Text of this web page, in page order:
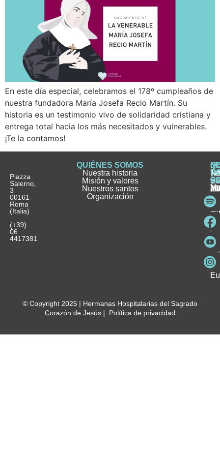
En este día especial, celebramos el 178º cumpleaños de
nuestra fundadora María Josefa Recio Martín. Su
historia es un testimonio vivo de solidaridad cristiana y
entrega total hacia los más necesitados y vulnerables.
¡Te la contamos!
Piazza
Salerno,
3
00161
Roma
(Italia)
(+39)
06
4417381
QUIÉNES SOMOS
Nuestra historia
Misión y valores
Nuestros santos
Organización
e
y
y
© Copyright 2025 | Hermanas Hospitalarias del Sagrado
Corazón de Jesús | Política de privacidad